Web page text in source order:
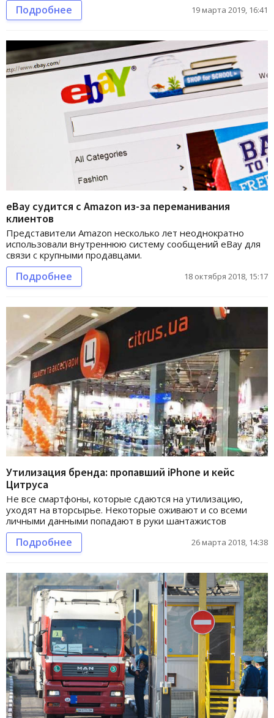
Подробнее 19 марта 2019, 16:41
еBay судится с Amazon из-за переманивания
клиентов
Представители Amazon несколько лет неоднократно
использовали внутреннюю систему сообщений eBay для
связи с крупными продавцами.
Подробнее 18 октября 2018, 15:17
Утилизация бренда: пропавший iPhone и кейс
Цитруса
Не все смартфоны, которые сдаются на утилизацию,
уходят на вторсырье. Некоторые оживают и со всеми
личными данными попадают в руки шантажистов
Подробнее 26 марта 2018, 14:38